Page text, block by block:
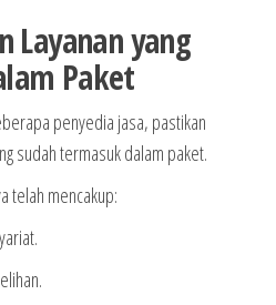
Layanan yang
Paket
penyedia jasa, pastikan
sudah termasuk dalam paket.
telah mencakup: